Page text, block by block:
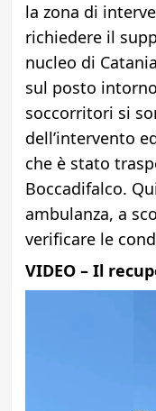
la zona di
richiedere il
nucleo di
sul posto
soccorritori si
dell’intervento
che è stato
Boccadifalco.
ambulanza, a
verificare le
VIDEO – Il